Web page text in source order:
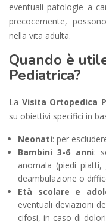
eventuali patologie a
precocemente,
nella vita adulta.
Quando è
Pediatrica?
La Visita Ortopedica
su obiettivi specifici in
Neonati: per
Bambini 3-6 anni:
anomala (piedi
deambulazione o
Età scolare e
eventuali deviazioni
cifosi, in caso di